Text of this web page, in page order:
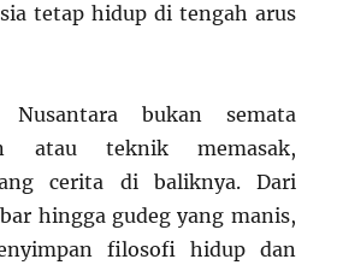
tetap hidup di tengah arus
Nusantara bukan semata
atau teknik memasak,
cerita di baliknya. Dari
hingga gudeg yang manis,
filosofi hidup dan